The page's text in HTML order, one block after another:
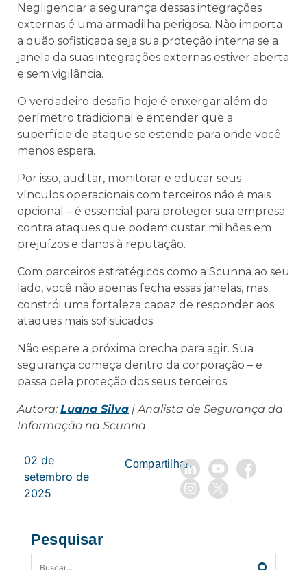
Negligenciar a segurança dessas integrações
externas é uma armadilha perigosa. Não importa
a quão sofisticada seja sua proteção interna se a
janela da suas integrações externas estiver aberta
e sem vigilância.
O verdadeiro desafio hoje é enxergar além do
perímetro tradicional e entender que a
superfície de ataque se estende para onde você
menos espera.
Por isso, auditar, monitorar e educar seus
vínculos operacionais com terceiros não é mais
opcional – é essencial para proteger sua empresa
contra ataques que podem custar milhões em
prejuízos e danos à reputação.
Com parceiros estratégicos como a Scunna ao seu
lado, você não apenas fecha essas janelas, mas
constrói uma fortaleza capaz de responder aos
ataques mais sofisticados.
Não espere a próxima brecha para agir. Sua
segurança começa dentro da corporação – e
passa pela proteção dos seus terceiros.
Autora: Luana Silva | Analista de Segurança da
Informação na Scunna
02 de
setembro de
2025
Compartilhar:
Pesquisar